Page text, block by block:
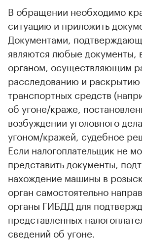
В обращении необходимо
ситуацию и приложить
Документами,
являются любые документы,
органом, осуществляющим
расследованию и
транспортных средств
об угоне/краже,
возбуждении уголовного
угоном/кражей, судебное
Если налогоплательщик не
представить документы,
нахождение машины в
орган самостоятельно
органы ГИБДД для
представленных
сведений об угоне.